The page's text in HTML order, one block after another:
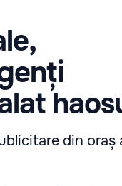
din oraș